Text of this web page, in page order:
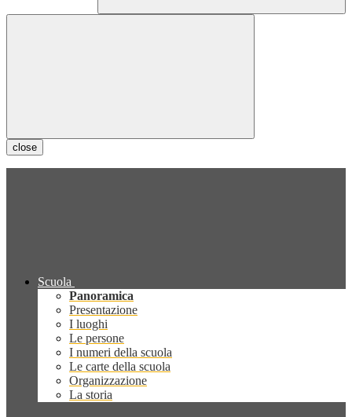
close
Scuola
Panoramica
Presentazione
I luoghi
Le persone
I numeri della scuola
Le carte della scuola
Organizzazione
La storia